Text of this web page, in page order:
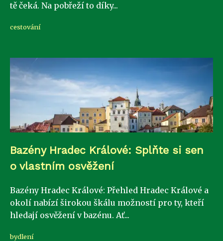
tě čeká. Na pobřeží to díky...
cestování
Bazény Hradec Králové: Splňte si sen
o vlastním osvěžení
Bazény Hradec Králové: Přehled Hradec Králové a
okolí nabízí širokou škálu možností pro ty, kteří
hledají osvěžení v bazénu. Ať...
bydlení